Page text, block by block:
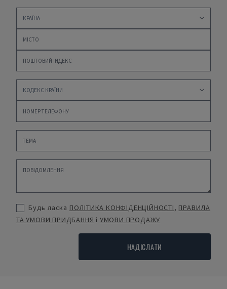
Будь ласка ПОЛІТИКА КОНФІДЕНЦІЙНОСТІ, ПРАВИЛА
ТА УМОВИ ПРИДБАННЯ і УМОВИ ПРОДАЖУ
НАДІСЛАТИ